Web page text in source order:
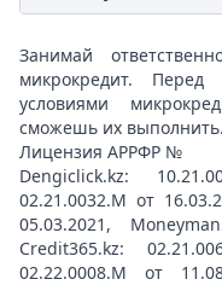
Занимай
микрокредит.
условиями
сможешь их выполнить.
Лицензия АРРФР №
Dengiclick.kz:
02.21.0032.М от
05.03.2021,
Credit365.kz:
02.22.0008.М от